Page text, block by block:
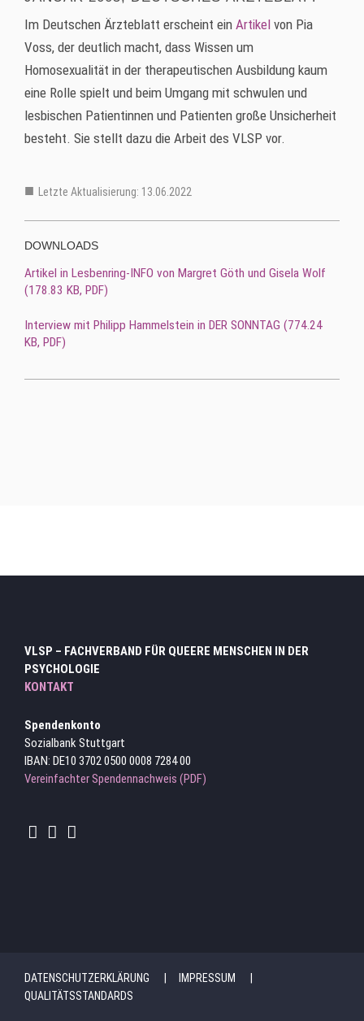
Im Deutschen Ärzteblatt erscheint ein Artikel von Pia
Voss, der deutlich macht, dass Wissen um
Homosexualität in der therapeutischen Ausbildung kaum
eine Rolle spielt und beim Umgang mit schwulen und
lesbischen Patientinnen und Patienten große Unsicherheit
besteht. Sie stellt dazu die Arbeit des VLSP vor.
Letzte Aktualisierung: 13.06.2022
DOWNLOADS
Artikel in Lesbenring-INFO von Margret Göth und Gisela Wolf
(178.83 KB, PDF)
Interview mit Philipp Hammelstein in DER SONNTAG (774.24
KB, PDF)
VLSP – FACHVERBAND FÜR QUEERE MENSCHEN IN DER
PSYCHOLOGIE
KONTAKT
Spendenkonto
Sozialbank Stuttgart
IBAN: DE10 3702 0500 0008 7284 00
Vereinfachter Spendennachweis (PDF)
DATENSCHUTZERKLÄRUNG
IMPRESSUM
QUALITÄTSSTANDARDS